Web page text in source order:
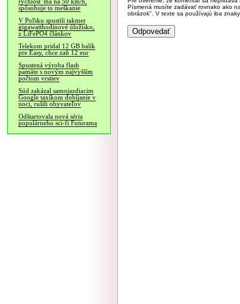
rýchlosť iba na 50 km/h,
spôsobuje to meškanie
V Poľsku spustili takmer
gigawatthodinové úložisko,
z LiFePO4 článkov
Telekom pridal 12 GB balík
pre Easy, chce zaň 12 eur
Spustená výroba flash
pamäte s novým najvyšším
počtom vrstiev
Súd zakázal samojazdiacim
Google taxíkom dobíjanie v
noci, rušili obyvateľov
Odštartovala nová séria
populárneho sci-fi Futurama
Písmená musíte zadávať rovnako ako
obrázok". V texte sa používajú iba